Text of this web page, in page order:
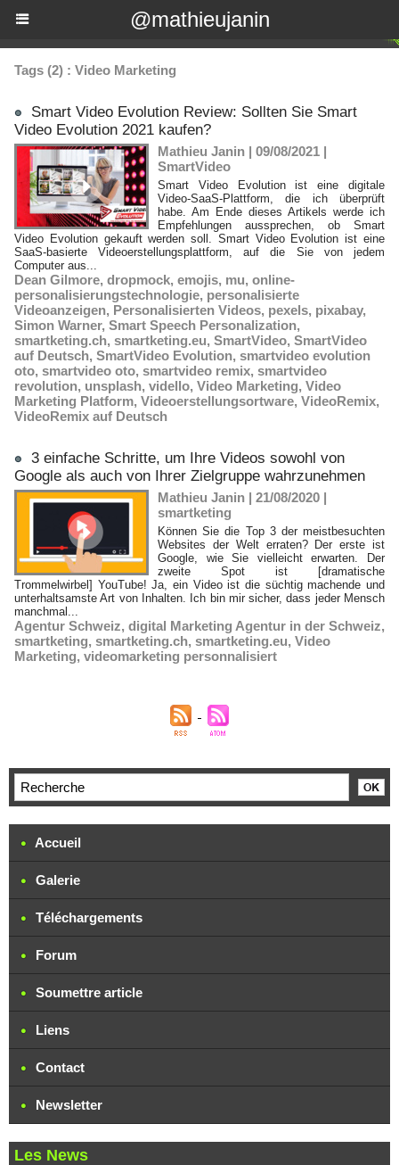
@mathieujanin
Tags (2) : Video Marketing
Smart Video Evolution Review: Sollten Sie Smart
Video Evolution 2021 kaufen?
Mathieu Janin | 09/08/2021 |
SmartVideo
Smart Video Evolution ist eine digitale
Video-SaaS-Plattform, die ich überprüft
habe. Am Ende dieses Artikels werde ich
Empfehlungen aussprechen, ob Smart
Video Evolution gekauft werden soll. Smart Video Evolution ist eine
SaaS-basierte Videoerstellungsplattform, auf die Sie von jedem
Computer aus...
Dean Gilmore, dropmock, emojis, mu, online-
personalisierungstechnologie, personalisierte
Videoanzeigen, Personalisierten Videos, pexels, pixabay,
Simon Warner, Smart Speech Personalization,
smartketing.ch, smartketing.eu, SmartVideo, SmartVideo
auf Deutsch, SmartVideo Evolution, smartvideo evolution
oto, smartvideo oto, smartvideo remix, smartvideo
revolution, unsplash, vidello, Video Marketing, Video
Marketing Platform, Videoerstellungsortware, VideoRemix,
VideoRemix auf Deutsch
3 einfache Schritte, um Ihre Videos sowohl von
Google als auch von Ihrer Zielgruppe wahrzunehmen
Mathieu Janin | 21/08/2020 |
smartketing
Können Sie die Top 3 der meistbesuchten
Websites der Welt erraten? Der erste ist
Google, wie Sie vielleicht erwarten. Der
zweite Spot ist [dramatische
Trommelwirbel] YouTube! Ja, ein Video ist die süchtig machende und
unterhaltsamste Art von Inhalten. Ich bin mir sicher, dass jeder Mensch
manchmal...
Agentur Schweiz, digital Marketing Agentur in der Schweiz,
smartketing, smartketing.ch, smartketing.eu, Video
Marketing, videomarketing personnalisiert
Accueil
Galerie
Téléchargements
Forum
Soumettre article
Liens
Contact
Newsletter
Les News